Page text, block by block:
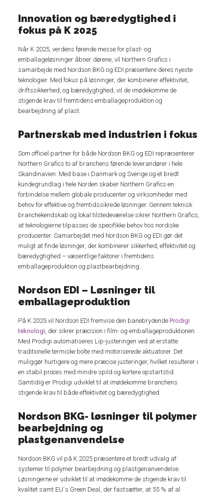
Innovation og bæredygtighed i
fokus på K 2025
Når K 2025, verdens førende messe for plast- og
emballageløsninger åbner dørene, vil Northern Grafics i
samarbejde med Nordson BKG og EDI præsentere deres nyeste
teknologier. Med fokus på løsninger, der kombinerer effektivitet,
driftssikkerhed, og bæredygtighed, vil de imødekomme de
stigende krav til fremtidens emballageproduktion og
bearbejdning af plast.
Partnerskab med industrien i fokus
Som officiel partner for både Nordson BKG og EDI repræsenterer
Northern Grafics to af branchens førende leverandører i hele
Skandinavien. Med base i Danmark og Sverige og et bredt
kundegrundlag i hele Norden skaber Northern Grafics en
forbindelse mellem globale producenter og virksomheder med
behov for effektive og fremtidssikrede løsninger. Gennem teknisk
branchekendskab og lokal tilstedeværelse sikrer Northern Grafics,
at teknologierne tilpasses de specifikke behov hos nordiske
producenter. Samarbejdet med Nordson BKG og EDI gør det
muligt at finde løsninger, der kombinerer sikkerhed, effektivitet og
bæredygtighed – væsentlige faktorer i fremtidens
emballageproduktion og plastbearbejdning.
Nordson EDI – Løsninger til
emballageproduktion
På K 2025 vil Nordson EDI fremvise den banebrydende Prodigi
teknologi, der sikrer præcision i film- og emballageproduktionen.
Med Prodigi automatiseres Lip-justeringen ved at erstatte
traditionelle termiske bolte med motoriserede aktuatorer. Det
muliggør hurtigere og mere præcise justeringer, hvilket resulterer i
en stabil proces med mindre spild og kortere opstartstid.
Samtidig er Prodigi udviklet til at imødekomme branchens
stigende krav til både effektivitet og bæredygtighed.
Nordson BKG- løsninger til polymer
bearbejdning og
plastgenanvendelse
Nordson BKG vil på K 2025 præsentere et bredt udvalg af
systemer til polymer bearbejdning og plastgenanvendelse.
Løsningerne er udviklet til at imødekomme de stigende krav til
kvalitet samt EU´s Green Deal, der fastsætter, at 55 % af al